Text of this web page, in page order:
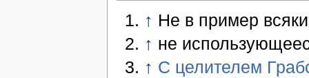
↑ Не в пример
↑ не
↑ С целителем